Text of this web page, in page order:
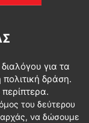
για τα
δράση.
του δεύτερου
να δώσουμε